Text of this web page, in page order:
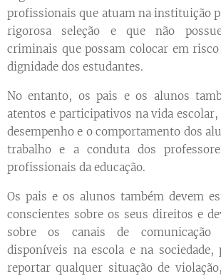
profissionais que atuam na instituição
rigorosa seleção e que não
criminais que possam colocar em
dignidade dos estudantes.
No entanto, os pais e os alunos
atentos e participativos na vida escolar,
desempenho e o comportamento dos
trabalho e a conduta dos
profissionais da educação.
Os pais e os alunos também devem
conscientes sobre os seus direitos e
sobre os canais de
disponíveis na escola e na sociedade,
reportar qualquer situação de